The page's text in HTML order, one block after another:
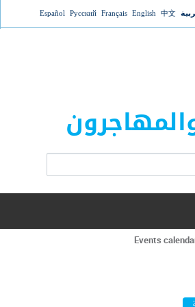
Jump to navigation
中文
English
Français
Русский
Español
Events